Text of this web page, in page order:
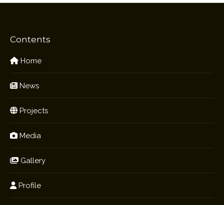
Contents
Home
News
Projects
Media
Gallery
Profile